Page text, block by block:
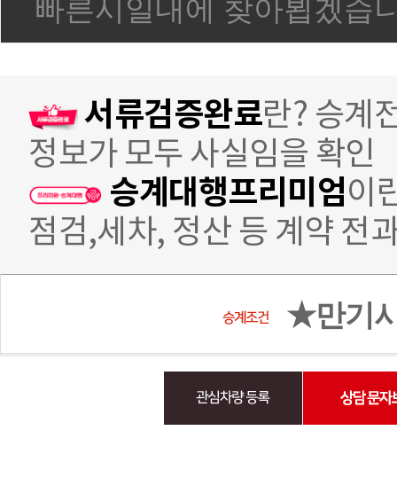
서류검증완료란? 승계
정보가 모두 사실임을 확인
승계대행프리미엄이
점검,세차, 정산 등 계약 전
★만기